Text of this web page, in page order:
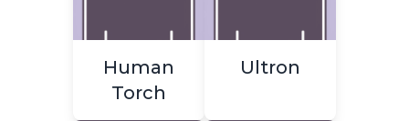
Human
Torch
Ultron